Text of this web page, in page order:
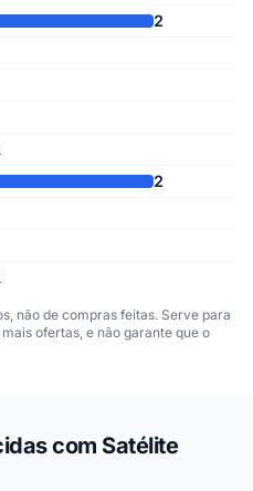
2
2
não de compras feitas. Serve para
ofertas, e não garante que o
com Satélite